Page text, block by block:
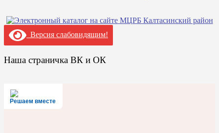
Версия слабовидящим!
Наша страничка ВК и ОК
Решаем вместе